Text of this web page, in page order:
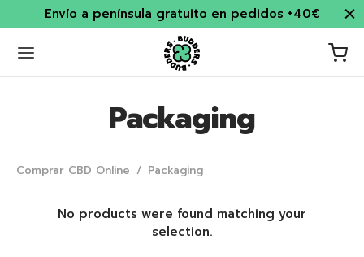
Envío a península gratuito en pedidos +40€
Packaging
Comprar CBD Online / Packaging
No products were found matching your
selection.